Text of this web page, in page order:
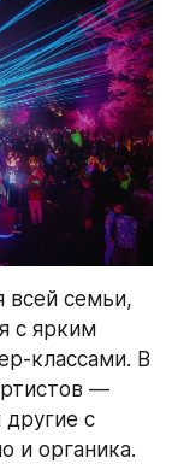
всей семьи,
с ярким
классами. В
—
другие с
и органика.